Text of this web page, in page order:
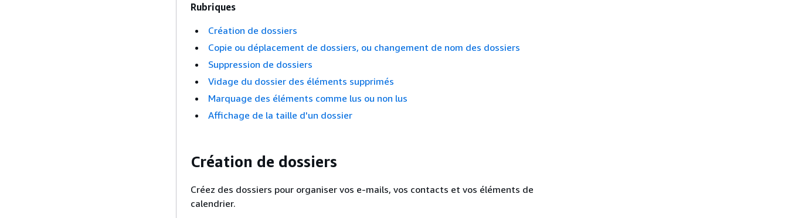
Rubriques
Création de dossiers
Copie ou déplacement de dossiers, ou changement de nom des dossiers
Suppression de dossiers
Vidage du dossier des éléments supprimés
Marquage des éléments comme lus ou non lus
Affichage de la taille d'un dossier
Création de dossiers
Créez des dossiers pour organiser vos e-mails, vos contacts et vos éléments de
calendrier.